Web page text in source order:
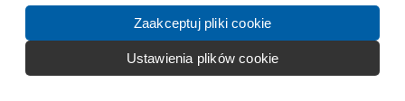
Zaakceptuj pliki cookie
Ustawienia plików cookie